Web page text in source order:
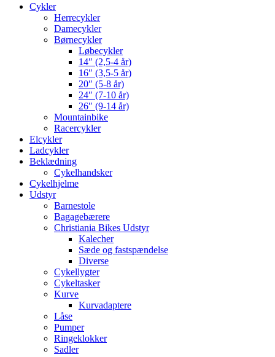
Cykler
Herrecykler
Damecykler
Børnecykler
Løbecykler
14″ (2,5-4 år)
16″ (3,5-5 år)
20″ (5-8 år)
24″ (7-10 år)
26″ (9-14 år)
Mountainbike
Racercykler
Elcykler
Ladcykler
Beklædning
Cykelhandsker
Cykelhjelme
Udstyr
Barnestole
Bagagebærere
Christiania Bikes Udstyr
Kalecher
Sæde og fastspændelse
Diverse
Cykellygter
Cykeltasker
Kurve
Kurvadaptere
Låse
Pumper
Ringeklokker
Sadler